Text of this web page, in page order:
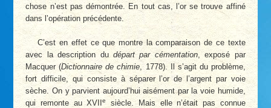
chose n’est pas démontrée. En tout cas, l’or se trouve affiné
dans l’opération précédente.
C’est en effet ce que montre la comparaison de ce texte
avec la description du départ par cémentation, exposé par
Macquer (Dictionnaire de chimie, 1778). Il s’agit du problème,
fort difficile, qui consiste à séparer l’or de l’argent par voie
sèche. On y parvient aujourd’hui aisément par la voie humide,
qui remonte au XVIIe
siècle. Mais elle n’était pas connue